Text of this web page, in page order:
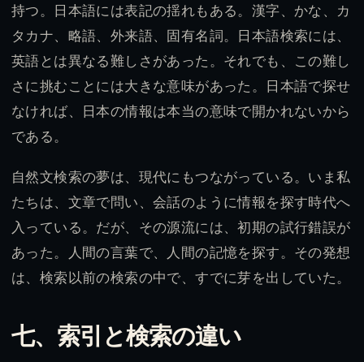
持つ。日本語には表記の揺れもある。漢字、かな、カ
タカナ、略語、外来語、固有名詞。日本語検索には、
英語とは異なる難しさがあった。それでも、この難し
さに挑むことには大きな意味があった。日本語で探せ
なければ、日本の情報は本当の意味で開かれないから
である。
自然文検索の夢は、現代にもつながっている。いま私
たちは、文章で問い、会話のように情報を探す時代へ
入っている。だが、その源流には、初期の試行錯誤が
あった。人間の言葉で、人間の記憶を探す。その発想
は、検索以前の検索の中で、すでに芽を出していた。
七、索引と検索の違い